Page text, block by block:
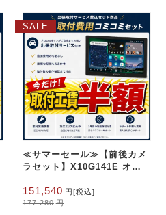
49,940
円
で
た。
は
33,000
円
す。
SALE
≪サマーセール≫【前後カメ
ラセット】X10G141E オン
費込み14.1インチ 8+128G
フローティング型 AC-
177,280 円
元
の
価
151,540 円
現
在
の
[税込]